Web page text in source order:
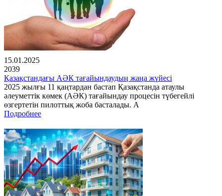
15.01.2025
2039
Қазақстандағы АӘК тағайындаудың жаңа жүйесі
2025 жылғы 11 қаңтардан бастап Қазақстанда атаулы
әлеуметтік көмек (АӘК) тағайындау процесін түбегейлі
өзгертетін пилоттық жоба басталады. А
Подробнее